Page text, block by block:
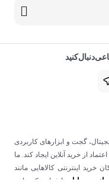
گجت و ابزارهای کاربردی
از خرید آنلاین ایجاد کند. ما
خرید اینترنتی کالاهایی مانند
موبایل
را فراهم کرده‌ایم.